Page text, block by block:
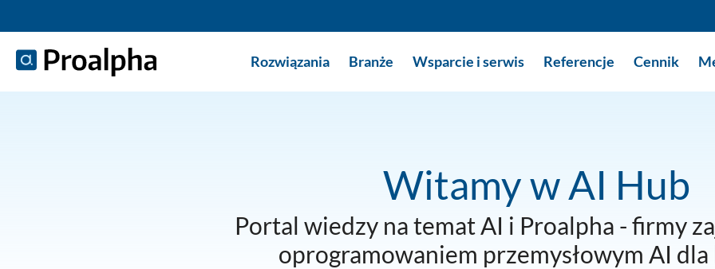
Rozwiązania Branże Wsparcie i serwis Referencje Cennik
Witamy w AI Hub
Portal wiedzy na temat AI i Proalpha - firmy
oprogramowaniem przemysłowym AI dla